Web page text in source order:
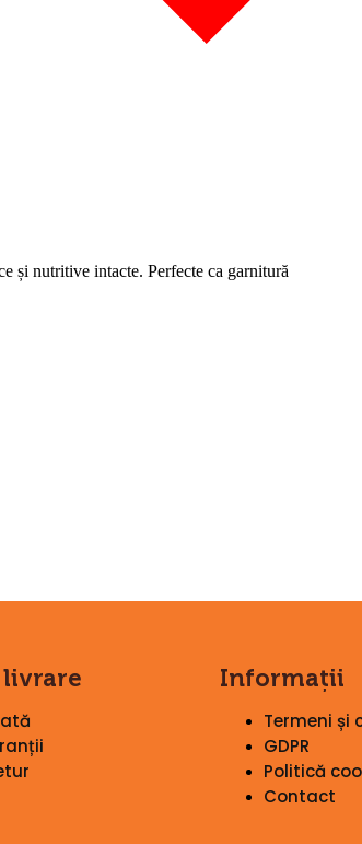
și nutritive intacte. Perfecte ca garnitură
Informații
Termeni și
GDPR
Politică
Contact